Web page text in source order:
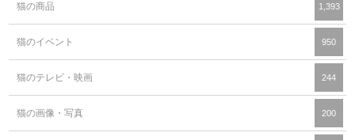
猫の商品 1,393
猫のイベント 950
猫のテレビ・映画 244
猫の画像・写真 200